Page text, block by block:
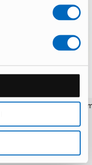
Pakistan handknotted
283 €